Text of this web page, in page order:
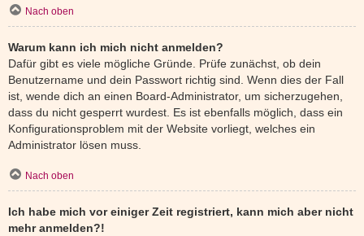
Nach oben
Warum kann ich mich nicht anmelden?
Dafür gibt es viele mögliche Gründe. Prüfe zunächst, ob dein
Benutzername und dein Passwort richtig sind. Wenn dies der Fall
ist, wende dich an einen Board-Administrator, um sicherzugehen,
dass du nicht gesperrt wurdest. Es ist ebenfalls möglich, dass ein
Konfigurationsproblem mit der Website vorliegt, welches ein
Administrator lösen muss.
Nach oben
Ich habe mich vor einiger Zeit registriert, kann mich aber nicht
mehr anmelden?!